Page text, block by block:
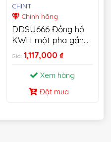
CHINT
Chính hãng
DDSU666 Đồng hồ
KWH một pha gắn
trên thanh Din
Giá: 1,117,000 ₫
Xem hàng
Đặt mua